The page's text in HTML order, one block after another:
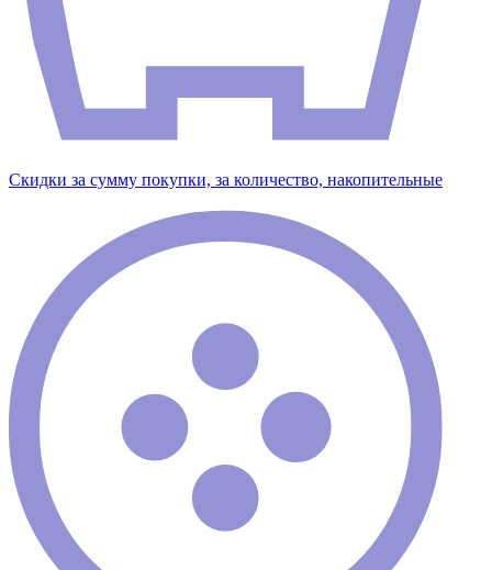
Скидки за сумму покупки, за количество, накопительные